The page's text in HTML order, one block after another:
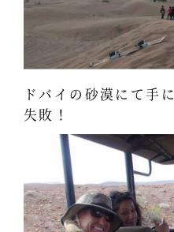
ドバイの砂漠にて手
失敗！